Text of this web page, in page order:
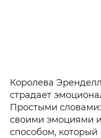
Королева
страдает
Простыми
своими эмоциями
способом, который